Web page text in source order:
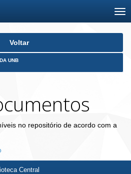
Voltar
UNB
no repositório de acordo com a
Central